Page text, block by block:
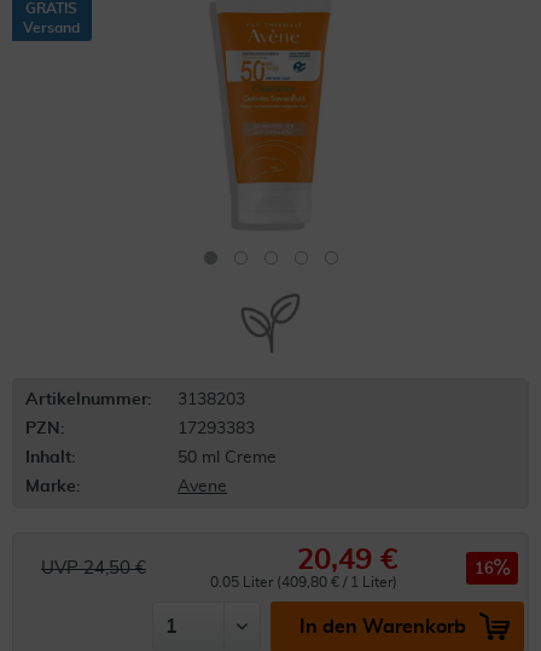
GRATIS
Versand
Artikelnummer:
3138203
PZN:
17293383
Inhalt:
50 ml Creme
Marke:
Avene
UVP 24,50 € 20,49 €
0.05 Liter (409,80 € / 1 Liter)
16
In den Warenkorb